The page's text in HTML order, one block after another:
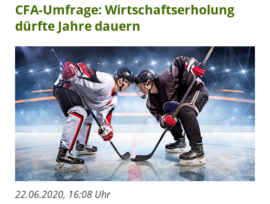
CFA-Umfrage: Wirtschaftserholung
dürfte Jahre dauern
22.06.2020, 16:08 Uhr